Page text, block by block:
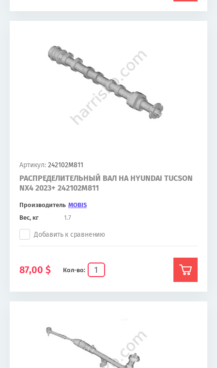
Артикул: 242102M811
РАСПРЕДЕЛИТЕЛЬНЫЙ ВАЛ НА HYUNDAI TUCSON
NX4 2023+ 242102M811
Производитель MOBIS
Вес, кг
1.7
Кол-во:
Добавить к сравнению
87,00 $